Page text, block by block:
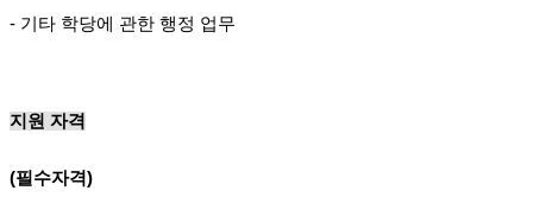
- 기타 학당에 관한 행정 업무
지원 자격
(필수자격)